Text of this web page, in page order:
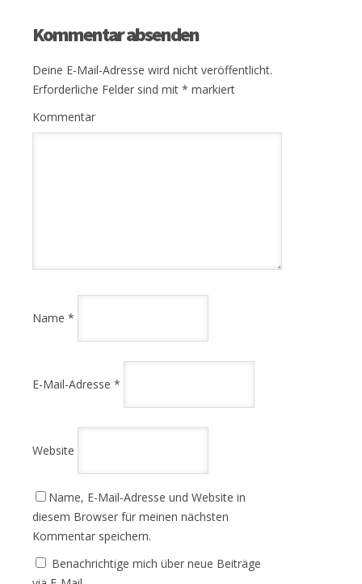
Kommentar absenden
Deine E-Mail-Adresse wird nicht veröffentlicht.
Erforderliche Felder sind mit * markiert
Kommentar
Name *
E-Mail-Adresse *
Website
Name, E-Mail-Adresse und Website in
diesem Browser für meinen nächsten
Kommentar speichern.
Benachrichtige mich über neue Beiträge